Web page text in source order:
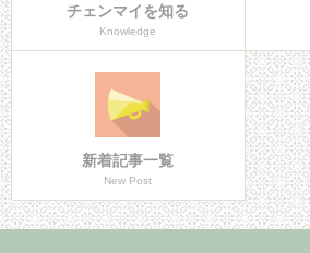
チェンマイを知る
Knowledge
新着記事一覧
New Post